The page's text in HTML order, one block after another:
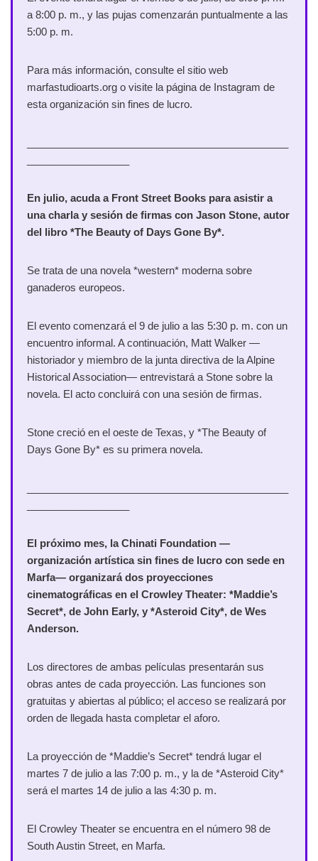
a 8:00 p. m., y las pujas comenzarán puntualmente a las
5:00 p. m.
Para más información, consulte el sitio web
marfastudioarts.org o visite la página de Instagram de
esta organización sin fines de lucro.
En julio, acuda a Front Street Books para asistir a
una charla y sesión de firmas con Jason Stone, autor
del libro *The Beauty of Days Gone By*.
Se trata de una novela *western* moderna sobre
ganaderos europeos.
El evento comenzará el 9 de julio a las 5:30 p. m. con un
encuentro informal. A continuación, Matt Walker —
historiador y miembro de la junta directiva de la Alpine
Historical Association— entrevistará a Stone sobre la
novela. El acto concluirá con una sesión de firmas.
Stone creció en el oeste de Texas, y *The Beauty of
Days Gone By* es su primera novela.
El próximo mes, la Chinati Foundation —
organización artística sin fines de lucro con sede en
Marfa— organizará dos proyecciones
cinematográficas en el Crowley Theater: *Maddie’s
Secret*, de John Early, y *Asteroid City*, de Wes
Anderson.
Los directores de ambas películas presentarán sus
obras antes de cada proyección. Las funciones son
gratuitas y abiertas al público; el acceso se realizará por
orden de llegada hasta completar el aforo.
La proyección de *Maddie’s Secret* tendrá lugar el
martes 7 de julio a las 7:00 p. m., y la de *Asteroid City*
será el martes 14 de julio a las 4:30 p. m.
El Crowley Theater se encuentra en el número 98 de
South Austin Street, en Marfa.